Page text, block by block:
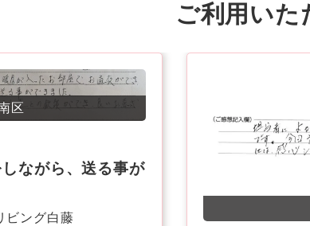
ご利用いた
区
ながら、送る事が
ビング白藤